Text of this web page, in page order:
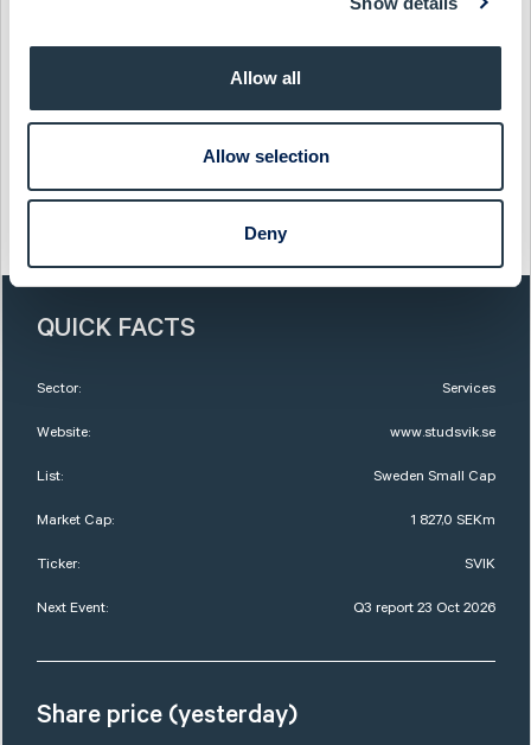
Allow all
Allow selection
Deny
QUICK FACTS
Sector: Services
Website: www.studsvik.se
List: Sweden Small Cap
Market Cap: 1 827,0 SEKm
Ticker: SVIK
Next Event: Q3 report 23 Oct 2026
Share price (yesterday)